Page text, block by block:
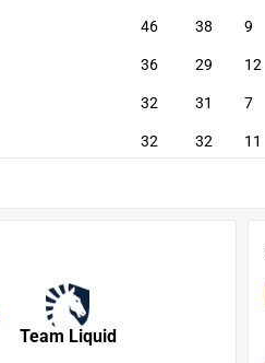
46 38 9
36 29 12
32 31 7
32 32 11
Team Liquid